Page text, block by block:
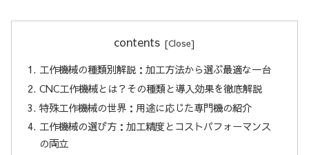
contents
工作機械の種類別解説：加工方法から選ぶ最適な一台
CNC工作機械とは？その種類と導入効果を徹底解説
特殊工作機械の世界：用途に応じた専門機の紹介
工作機械の選び方：加工精度とコストパフォーマンス
の両立